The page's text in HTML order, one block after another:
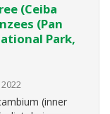
(Ceiba
(Pan
Park,
(inner